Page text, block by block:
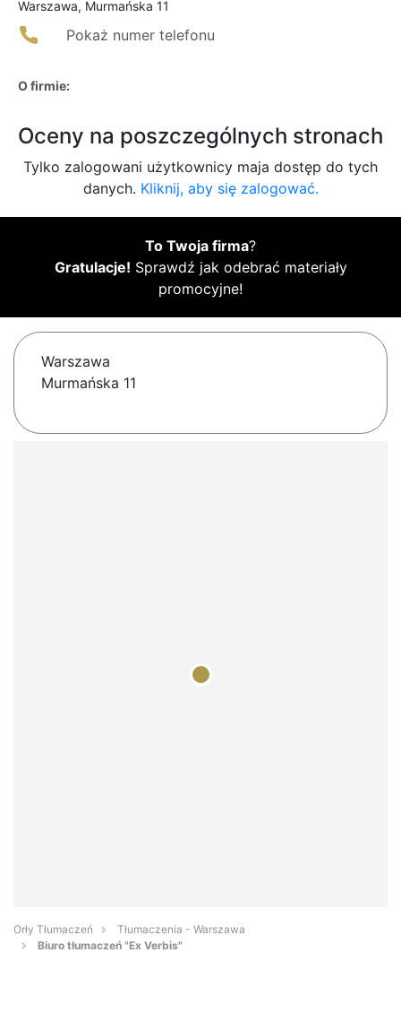
Warszawa, Murmańska 11
Pokaż numer telefonu
O firmie:
Oceny na poszczególnych stronach
Tylko zalogowani użytkownicy maja dostęp do tych
danych. Kliknij, aby się zalogować.
To Twoja firma?
Gratulacje! Sprawdź jak odebrać materiały
promocyjne!
Warszawa
Murmańska 11
Orły Tłumaczeń
Tłumaczenia - Warszawa
Biuro tłumaczeń "Ex Verbis"